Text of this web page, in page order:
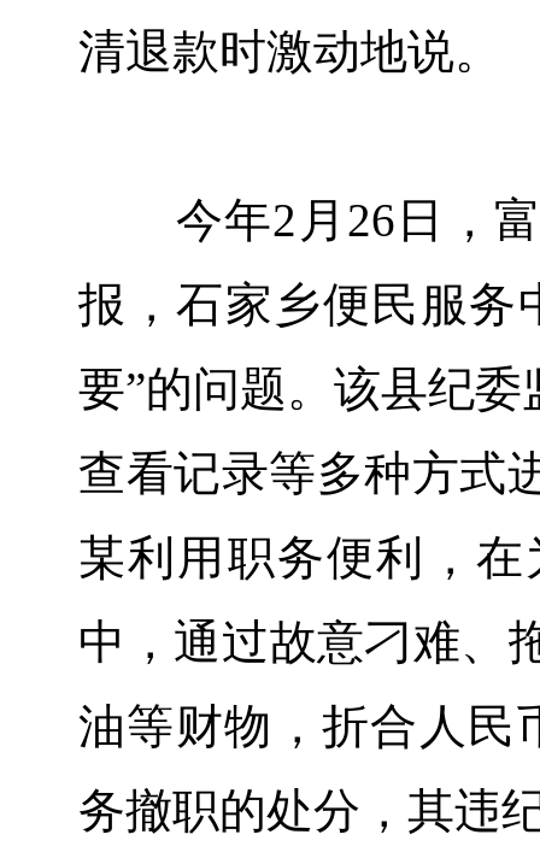
清退款时激动地说。
今年2月26日，富
报，石家乡便民服务
要”的问题。该县纪
查看记录等多种方式
某利用职务便利，
中，通过故意刁难、
油等财物，折合人民
务撤职的处分，其违